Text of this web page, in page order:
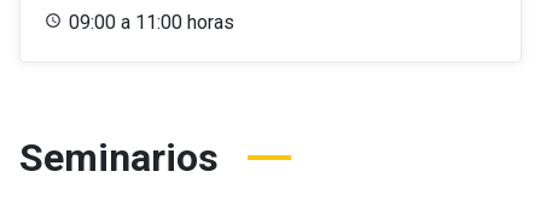
09:00 a 11:00 horas
Seminarios